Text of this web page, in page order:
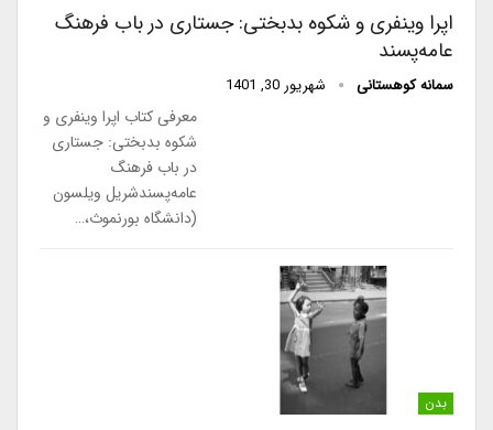
اپرا وینفری و شکوه بدبختی: جستاری در باب فرهنگ
عامه‌پسند
سمانه کوهستانی شهریور 30, 1401
معرفی کتاب اپرا وینفری و
شکوه بدبختی: جستاری
در باب فرهنگ
عامه‌پسندشریل ویلسون
(دانشگاه بورنموث،…
بدن